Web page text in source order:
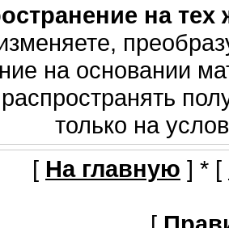
на тех
на основании
только на
[ На главную ] * [